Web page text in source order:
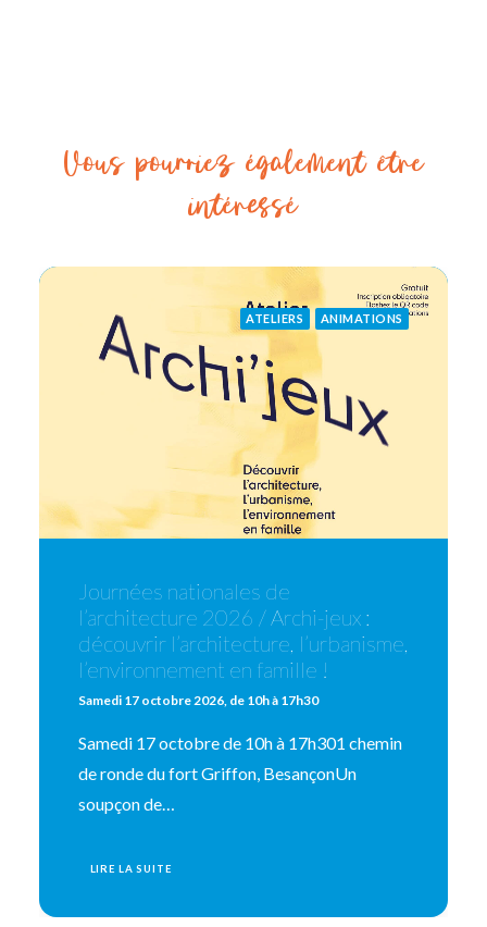
Vous pourriez également être
intéressé
ATELIERS ANIMATIONS
Journées nationales de
l’architecture 2026 / Archi-jeux :
découvrir l’architecture, l’urbanisme,
l’environnement en famille !
Samedi 17 octobre 2026, de 10h à 17h30
Samedi 17 octobre de 10h à 17h301 chemin
de ronde du fort Griffon, BesançonUn
soupçon de…
LIRE LA SUITE